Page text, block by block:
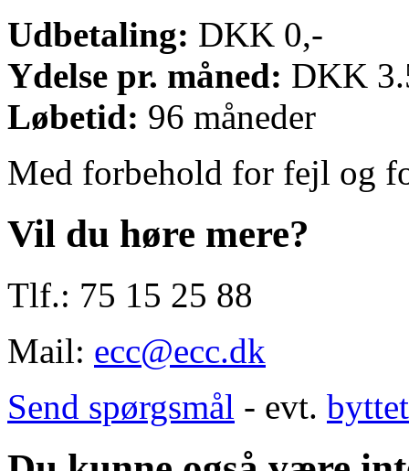
Udbetaling: DKK 0,-
Ydelse pr. måned: DKK
Løbetid: 96 måneder
Med forbehold for fejl og
Vil du høre mere?
Tlf.: 75 15 25 88
Mail: ecc@ecc.dk
Send spørgsmål - evt.